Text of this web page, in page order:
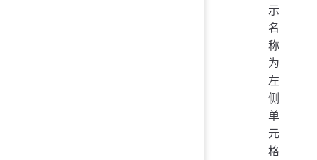
示
名
称
为
左
侧
单
元
格